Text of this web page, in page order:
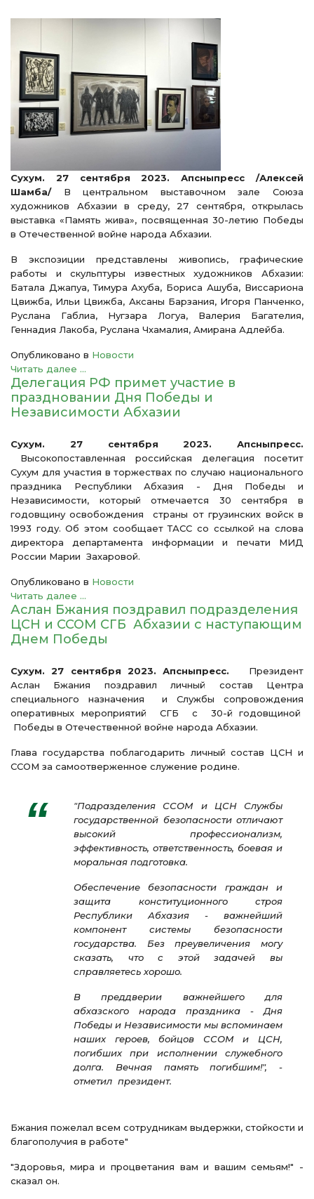
Сухум. 27 сентября 2023. Апсныпресс /Алексей
Шамба/ В центральном выставочном зале Союза
художников Абхазии в среду, 27 сентября, открылась
выставка «Память жива», посвященная 30-летию Победы
в Отечественной войне народа Абхазии.
В экспозиции представлены живопись, графические
работы и скульптуры известных художников Абхазии:
Батала Джапуа, Тимура Ахуба, Бориса Ашуба, Виссариона
Цвижба, Ильи Цвижба, Аксаны Барзания, Игоря Панченко,
Руслана Габлиа, Нугзара Логуа, Валерия Багателия,
Геннадия Лакоба, Руслана Чхамалия, Амирана Адлейба.
Опубликовано в Новости
Читать далее ...
Делегация РФ примет участие в
праздновании Дня Победы и
Независимости Абхазии
Сухум. 27 сентября 2023. Апсныпресс.
Высокопоставленная российская делегация посетит
Сухум для участия в торжествах по случаю национального
праздника Республики Абхазия - Дня Победы и
Независимости, который отмечается 30 сентября в
годовщину освобождения страны от грузинских войск в
1993 году. Об этом сообщает ТАСС со ссылкой на слова
директора департамента информации и печати МИД
России Марии Захаровой.
Опубликовано в Новости
Читать далее ...
Аслан Бжания поздравил подразделения
ЦСН и ССОМ СГБ Абхазии с наступающим
Днем Победы
Сухум. 27 сентября 2023. Апсныпресс.
Президент
Аслан Бжания поздравил личный состав Центра
специального назначения и Службы сопровождения
оперативных мероприятий СГБ с 30-й годовщиной
Победы в Отечественной войне народа Абхазии.
Глава государства поблагодарить личный состав ЦСН и
ССОМ за самоотверженное служение родине.
"Подразделения ССОМ и ЦСН Службы
государственной безопасности отличают
высокий профессионализм,
эффективность, ответственность, боевая и
моральная подготовка.
Обеспечение безопасности граждан и
защита конституционного строя
Республики Абхазия - важнейший
компонент системы безопасности
государства. Без преувеличения могу
сказать, что с этой задачей вы
справляетесь хорошо.
В преддверии важнейшего для
абхазского народа праздника - Дня
Победы и Независимости мы вспоминаем
наших героев, бойцов ССОМ и ЦСН,
погибших при исполнении служебного
долга. Вечная память погибшим!", -
отметил президент.
Бжания пожелал всем сотрудникам выдержки, стойкости и
благополучия в работе"
"Здоровья, мира и процветания вам и вашим семьям!" -
сказал он.